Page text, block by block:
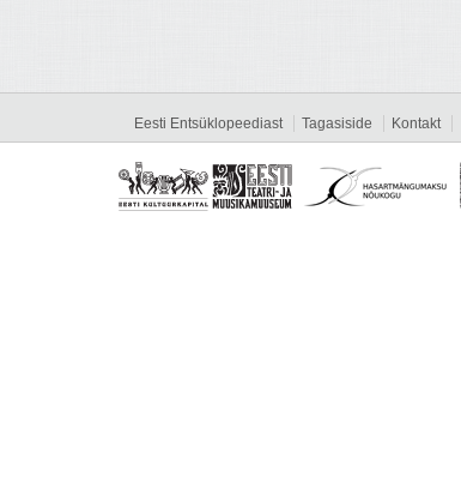
Eesti Entsüklopeediast Tagasiside Kontakt